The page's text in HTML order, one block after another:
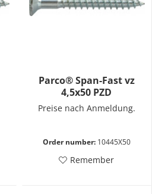
Parco® Span-Fast vz
4,5x50 PZD
Preise nach Anmeldung.
Order number: 10445X50
Remember